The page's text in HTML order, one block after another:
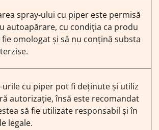
spray-ului cu piper este permisă
autoapărare, cu condiția ca produ
fie omologat și să nu conțină substa
urile cu piper pot fi deținute și utiliz
autorizație, însă este recomandat
să fie utilizate responsabil și în
legale.